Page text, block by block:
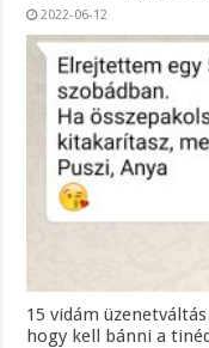
2022-06-12
15 vidám
hogy kell bánni a